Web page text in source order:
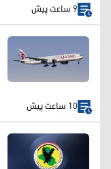
9 ساعت پیش
10 ساعت پیش